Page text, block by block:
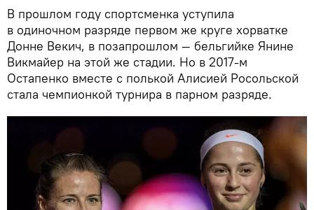
В прошлом году спортсменка уступила
в одиночном разряде первом же круге хорватке
Донне Векич, в позапрошлом — бельгийке Янине
Викмайер на этой же стадии. Но в 2017-м
Остапенко вместе с полькой Алисией Росольской
стала чемпионкой турнира в парном разряде.